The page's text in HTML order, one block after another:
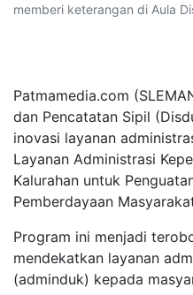
memberi keterangan di Aula
Patmamedia.com
dan Pencatatan Sipil
inovasi layanan
Layanan Administrasi
Kalurahan untuk
Pemberdayaan
Program ini menjadi
mendekatkan layanan
(adminduk) kepada